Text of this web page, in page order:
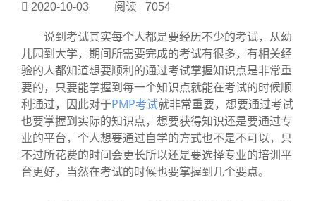
2020-10-03 阅读 7054
说到考试其实每个人都是要经历不少的考试，从幼
儿园到大学，期间所需要完成的考试有很多，有相关经
验的人都知道想要顺利的通过考试掌握知识点是非常重
要的，只要能掌握到每一个知识点就能在考试的时候顺
利通过，因此对于PMP考试就非常重要，想要通过考试
也要掌握到实际的知识点，想要获得知识还是要通过专
业的平台，个人想要通过自学的方式也不是不可以，只
不过所花费的时间会更长所以还是要选择专业的培训平
台更好，当然在考试的时候也要掌握到几个要点。